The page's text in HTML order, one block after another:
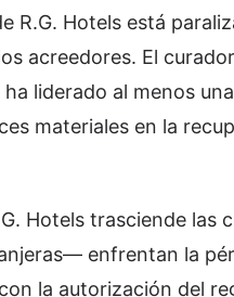
R.G. Hotels está
acreedores. El
liderado al menos
materiales en la
Hotels trasciende las
enfrentan la
la autorización del